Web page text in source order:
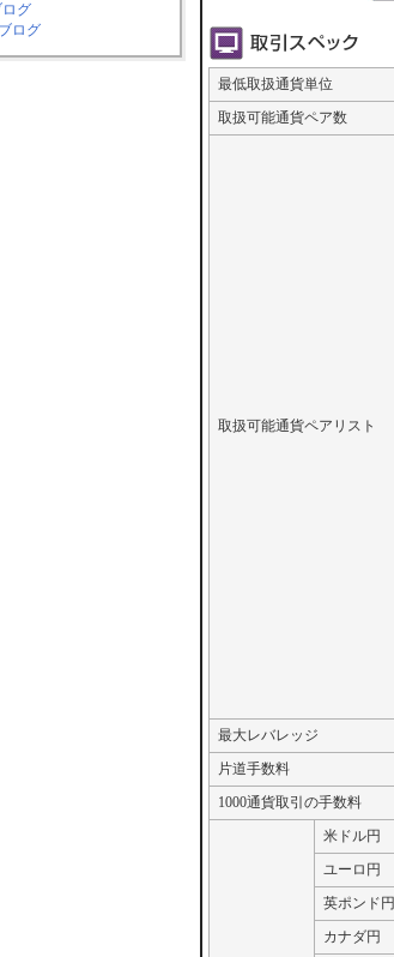
グ
ログ
最低取扱通貨単位
取扱可能通貨ペア数
取扱可能通貨ペアリスト
最大レバレッジ
片道手数料
1000通貨取引の手数料
米ドル円
ユーロ円
英ポンド円
カナダ円